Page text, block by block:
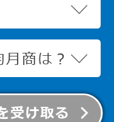
商は？